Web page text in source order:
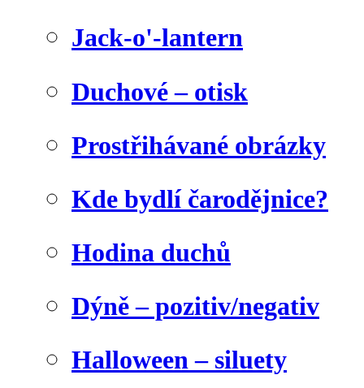
Jack-o'-lantern
Duchové – otisk
Prostřihávané obrázky
Kde bydlí čarodějnice?
Hodina duchů
Dýně – pozitiv/negativ
Halloween – siluety